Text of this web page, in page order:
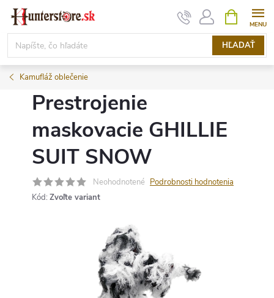
Prejsť
obsah
HĽADAŤ
KOŠÍK
Kamufláž oblečenie
Prestrojenie
maskovacie GHILLIE
SUIT SNOW
Neohodnotené Podrobnosti hodnotenia
Kód: Zvoľte variant